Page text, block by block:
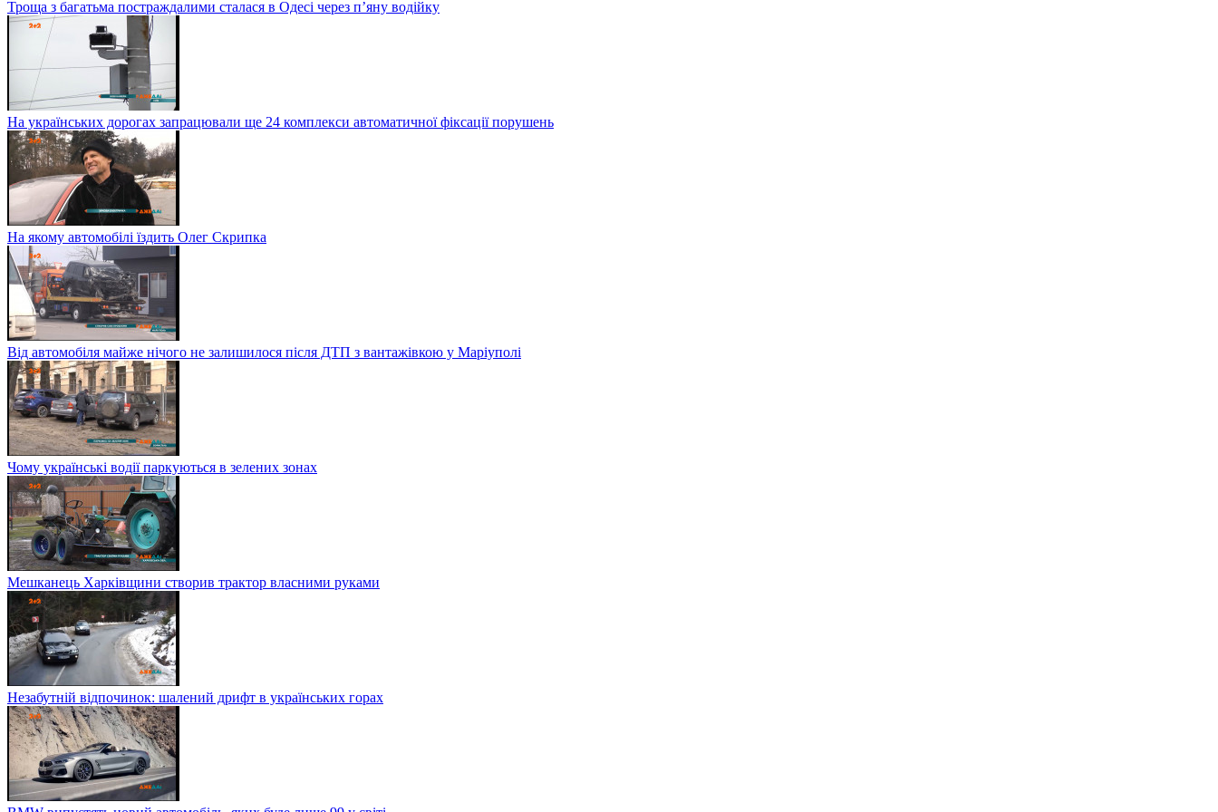
Троща з багатьма постраждалими сталася в Одесі через п’яну водійку
На українських дорогах запрацювали ще 24 комплекси автоматичної фіксації порушень
На якому автомобілі їздить Олег Скрипка
Від автомобіля майже нічого не залишилося після ДТП з вантажівкою у Маріуполі
Чому українські водії паркуються в зелених зонах
Мешканець Харківщини створив трактор власними руками
Незабутній відпочинок: шалений дрифт в українських горах